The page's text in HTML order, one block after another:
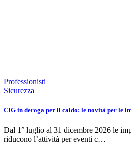
Professionisti
Sicurezza
CIG in deroga per il caldo: le novità per le
Dal 1° luglio al 31 dicembre 2026 le
riducono l’attività per eventi c…